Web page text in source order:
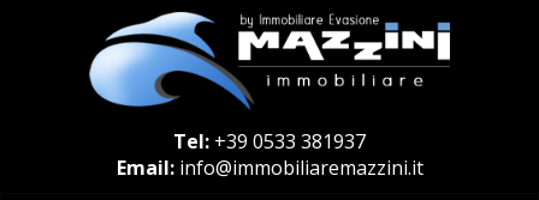
Tel: +39 0533 381937
Email: info@immobiliaremazzini.it